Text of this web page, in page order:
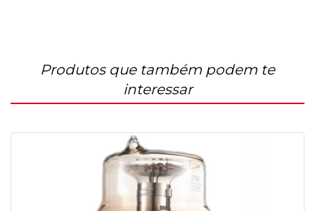
Produtos que também podem te
interessar